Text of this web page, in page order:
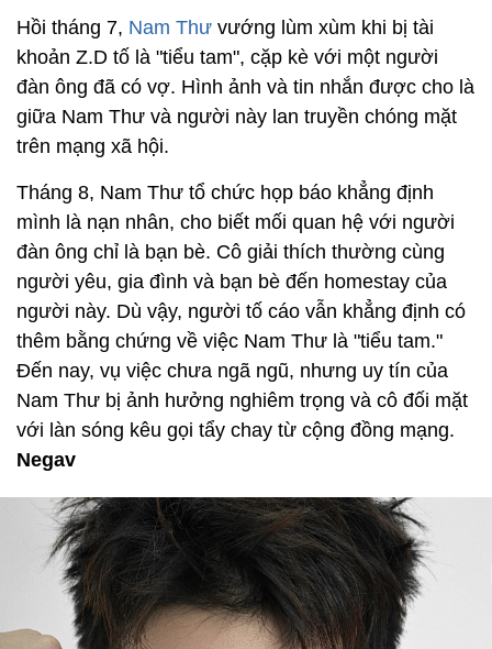
Hồi tháng 7, Nam Thư vướng lùm xùm khi bị tài
khoản Z.D tố là "tiểu tam", cặp kè với một người
đàn ông đã có vợ. Hình ảnh và tin nhắn được cho là
giữa Nam Thư và người này lan truyền chóng mặt
trên mạng xã hội.
Tháng 8, Nam Thư tổ chức họp báo khẳng định
mình là nạn nhân, cho biết mối quan hệ với người
đàn ông chỉ là bạn bè. Cô giải thích thường cùng
người yêu, gia đình và bạn bè đến homestay của
người này. Dù vậy, người tố cáo vẫn khẳng định có
thêm bằng chứng về việc Nam Thư là "tiểu tam."
Đến nay, vụ việc chưa ngã ngũ, nhưng uy tín của
Nam Thư bị ảnh hưởng nghiêm trọng và cô đối mặt
với làn sóng kêu gọi tẩy chay từ cộng đồng mạng.
Negav